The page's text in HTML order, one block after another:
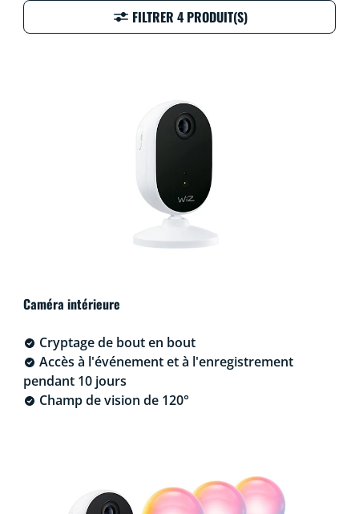
FILTRER 4 PRODUIT(S)
Caméra intérieure
Cryptage de bout en bout
Accès à l'événement et à l'enregistrement
pendant 10 jours
Champ de vision de 120°